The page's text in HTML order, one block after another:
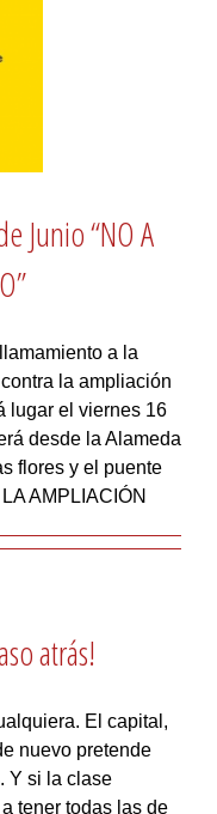
Junio “NO A
a la
la ampliación
lugar el viernes 16
desde la Alameda
flores y el puente
AMPLIACIÓN
atrás!
El capital,
nuevo pretende
Y si la clase
tener todas las de